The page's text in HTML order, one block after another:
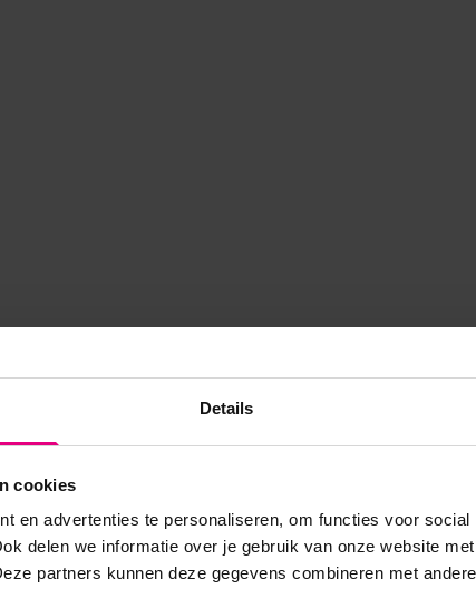
Details
cookies
en advertenties te personaliseren, om functies voor
delen we informatie over je gebruik van onze website
partners kunnen deze gegevens combineren met
has occurred while loadingwww.voordeeluitjes.nl (see the